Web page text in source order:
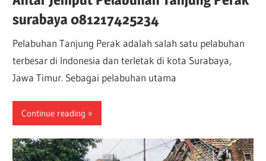
surabaya 081217425234
Pelabuhan Tanjung Perak adalah salah satu pelabuhan
terbesar di Indonesia dan terletak di kota Surabaya,
Jawa Timur. Sebagai pelabuhan utama
Continue reading